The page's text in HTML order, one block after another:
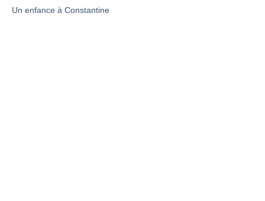
Un enfance à Constantine